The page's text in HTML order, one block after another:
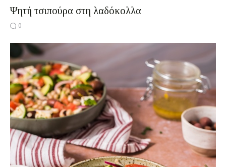
Ψητή τσιπούρα στη λαδόκολλα
0